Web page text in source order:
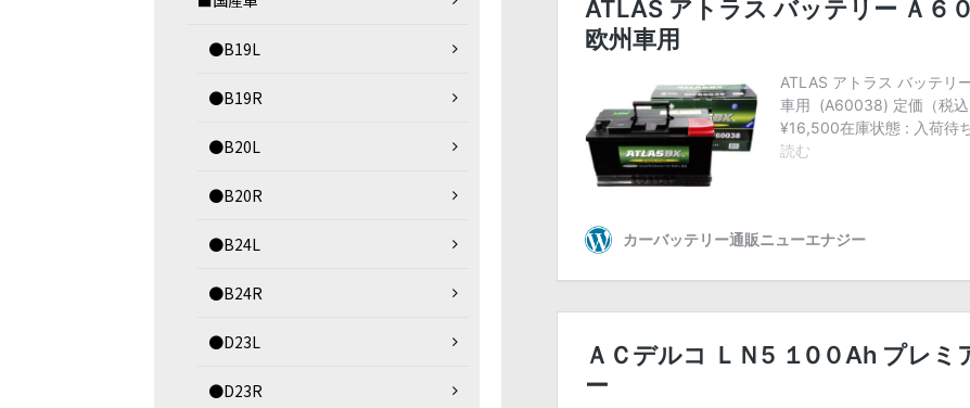
●B19L
●B19R
●B20L
●B20R
●B24L
●B24R
●D23L
●D23R